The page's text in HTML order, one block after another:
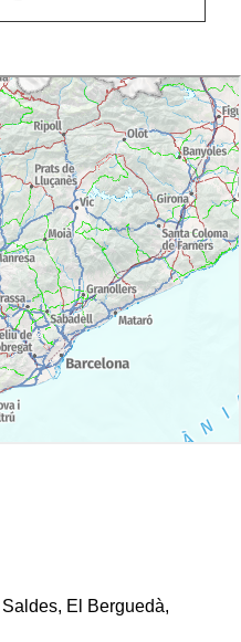
El Berguedà,